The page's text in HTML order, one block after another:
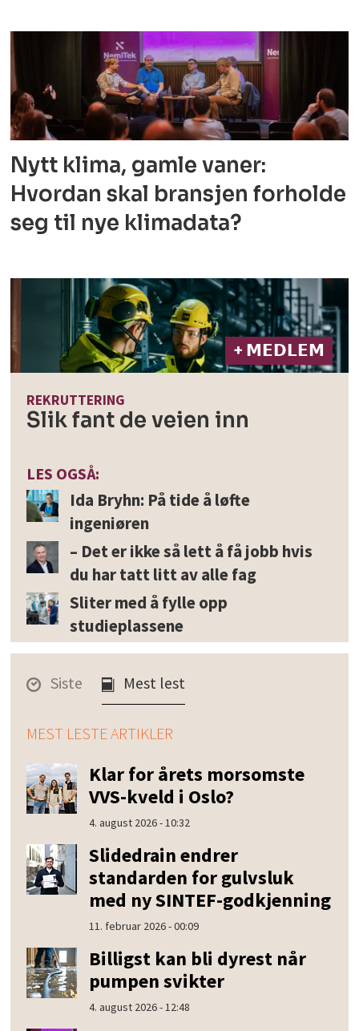
Nytt klima, gamle vaner:
Hvordan skal bransjen forholde
seg til nye klimadata?
+ 𝗠𝗘𝗗𝗟𝗘𝗠
REKRUTTERING
Slik fant de veien inn
LES OGSÅ:
Ida Bryhn: På tide å løfte
ingeniøren
– Det er ikke så lett å få jobb hvis
du har tatt litt av alle fag
Sliter med å fylle opp
studieplassene
Siste Mest lest
MEST LESTE ARTIKLER
Klar for årets morsomste
VVS-kveld i Oslo?
4. august 2026 - 10:32
Slidedrain endrer
standarden for gulvsluk
med ny SINTEF-godkjenning
11. februar 2026 - 00:09
Billigst kan bli dyrest når
pumpen svikter
4. august 2026 - 12:48